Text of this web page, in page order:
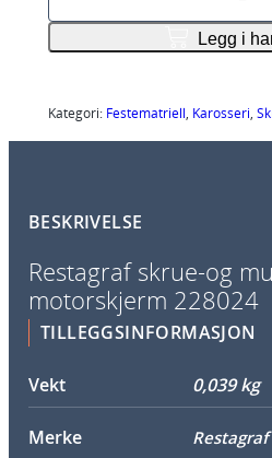
0
2
k
u
e
-
g
u
Legg i
Kategori: Festematriell, Karosseri,
BESKRIVELSE
Restagraf skrue-og
motorskjerm 228024
TILLEGGSINFORMASJON
Vekt 0,039 kg
Merke Restagraf